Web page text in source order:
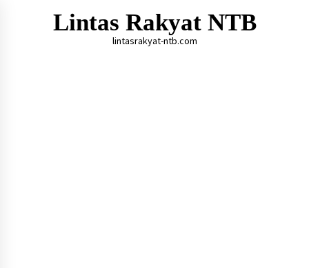
Lintas Rakyat NTB
lintasrakyat-ntb.com